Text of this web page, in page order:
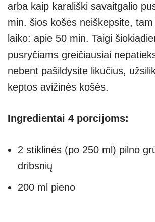
arba kaip karališki savaitgalio
min. šios košės neiškepsite,
laiko: apie 50 min. Taigi
pusryčiams greičiausiai
nebent pašildysite likučius,
keptos avižinės košės.
Ingredientai 4 porcijoms:
2 stiklinės (po 250 ml) pilno
dribsnių
200 ml pieno